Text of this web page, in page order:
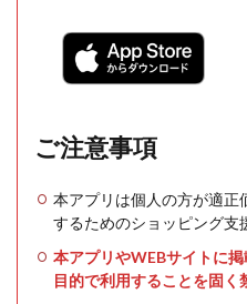
ご注意事項
本アプリは個人の方が適正
するためのショッピング支
本アプリやWEBサイトに
目的で利用することを固く